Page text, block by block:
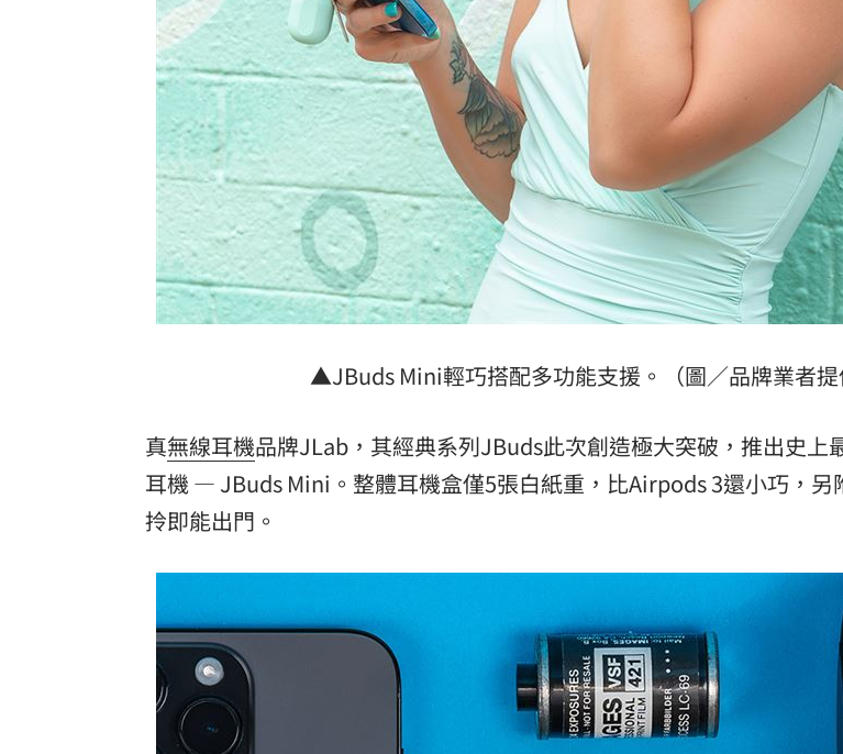
「拍片人的多重宇宙」職涯論壇9/12登場！ 10:30
8國球員齊聚高雄 Formosa 7s掀足球熱潮 10:00
理想混蛋號召粉絲跨海追星吃美食！ 18:15
▲JBuds Mini輕巧搭配多功能支援。（圖／品牌業者提
真無線耳機品牌JLab，其經典系列JBuds此次創造極大突破，推出史上
耳機 — JBuds Mini。整體耳機盒僅5張白紙重，比Airpods 3還小巧，另
拎即能出門。